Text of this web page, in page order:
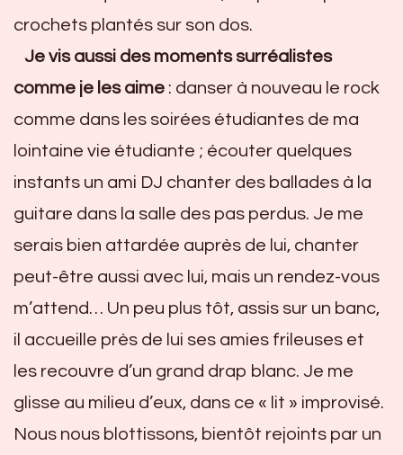
crochets plantés sur son dos.
Je vis aussi des moments surréalistes
comme je les aime : danser à nouveau le rock
comme dans les soirées étudiantes de ma
lointaine vie étudiante ; écouter quelques
instants un ami DJ chanter des ballades à la
guitare dans la salle des pas perdus. Je me
serais bien attardée auprès de lui, chanter
peut-être aussi avec lui, mais un rendez-vous
m’attend… Un peu plus tôt, assis sur un banc,
il accueille près de lui ses amies frileuses et
les recouvre d’un grand drap blanc. Je me
glisse au milieu d’eux, dans ce « lit » improvisé.
Nous nous blottissons, bientôt rejoints par un